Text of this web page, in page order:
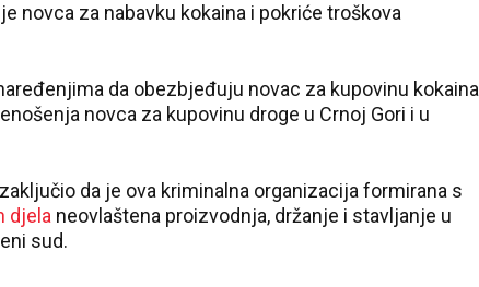
novca za nabavku kokaina i pokriće troškova
da obezbjeđuju novac za kupovinu kokaina
novca za kupovinu droge u Crnoj Gori i u
da je ova kriminalna organizacija formirana s
djela neovlaštena proizvodnja, držanje i stavljanje u
sud.